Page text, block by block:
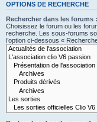
OPTIONS DE RECHERCHE
Rechercher dans les forums :
Choisissez le forum ou les
recherche. Les sous-forums
l’option ci-dessous «